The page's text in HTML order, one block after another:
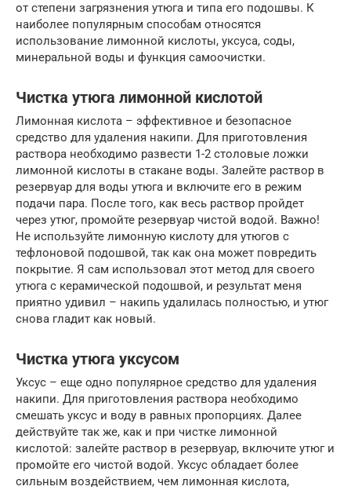
от степени загрязнения утюга и типа его подошвы. К
наиболее популярным способам относятся
использование лимонной кислоты, уксуса, соды,
минеральной воды и функция самоочистки.
Чистка утюга лимонной кислотой
Лимонная кислота – эффективное и безопасное
средство для удаления накипи. Для приготовления
раствора необходимо развести 1-2 столовые ложки
лимонной кислоты в стакане воды. Залейте раствор в
резервуар для воды утюга и включите его в режим
подачи пара. После того, как весь раствор пройдет
через утюг, промойте резервуар чистой водой. Важно!
Не используйте лимонную кислоту для утюгов с
тефлоновой подошвой, так как она может повредить
покрытие. Я сам использовал этот метод для своего
утюга с керамической подошвой, и результат меня
приятно удивил – накипь удалилась полностью, и утюг
снова гладит как новый.
Чистка утюга уксусом
Уксус – еще одно популярное средство для удаления
накипи. Для приготовления раствора необходимо
смешать уксус и воду в равных пропорциях. Далее
действуйте так же, как и при чистке лимонной
кислотой: залейте раствор в резервуар, включите утюг и
промойте его чистой водой. Уксус обладает более
сильным воздействием, чем лимонная кислота,